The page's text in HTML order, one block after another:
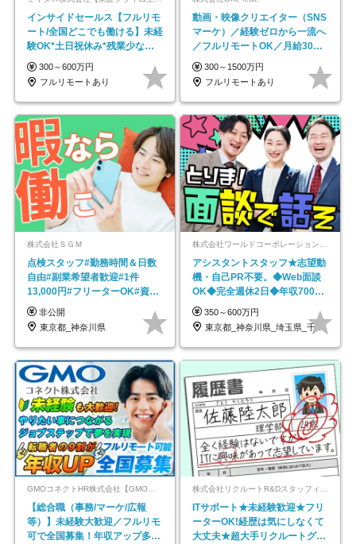
インサイドセールス【フルリモ
ート/全国どこでも働ける】未経
験OK*土日祝休み*残業少なめ*
在宅勤務手当あり
300～600万円
フルリモートあり
動画・映像クリエイター（SNS
マーケ）／経験ゼロから一流へ
／フルリモートOK／月給30万
円～／年休130日以上
300～1500万円
フルリモートあり
株式会社ＳＧＭ
点検スタッフ#勤務時間＆日数
自由#副業希望者歓迎#1件
13,000円#フリーターOK#資格
スキル不要
非公開
東京都_神奈川県
アシスタントスタッフ★志望動
機・自己PR不要。◆Web面談
OK◆完全週休2日◆年収700万
円可/p13
350～600万円
東京都_神奈川県_埼玉県_千葉県_大阪府…
GMOコネクトHR株式会社【GMOインターネットグループ】
【総合職（事務/マーケ/広報
等）】未経験大歓迎／フルリモ
可で全国募集！年収アップ多数
ITサポート★未経験歓迎★フリ
ーターOK!経歴は気にしなくて
大丈夫★超大手リクルートグル